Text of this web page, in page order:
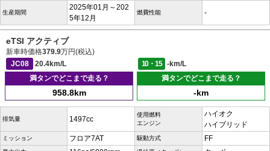
生産期間
2025年01月～202
5年12月
燃費性能 -
eTSI アクティブ
新車時価格379.9万円(税込)
JC08
20.4km/L 10・15
-km/L
満タンでどこまで走る？
958.8km
満タンでどこまで走る？
-km
排気量 1497cc
使用燃料
エンジン
ハイオク
ハイブリッド
ミッション フロア7AT 駆動方式 FF